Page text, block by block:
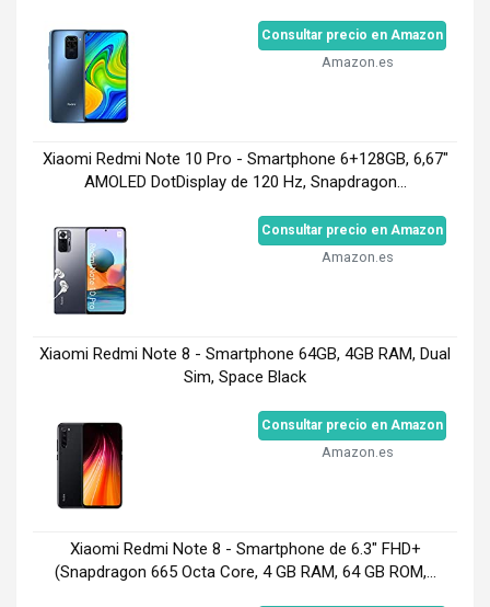
Consultar precio en Amazon
Amazon.es
Xiaomi Redmi Note 10 Pro - Smartphone 6+128GB, 6,67"
AMOLED DotDisplay de 120 Hz, Snapdragon...
Consultar precio en Amazon
Amazon.es
Xiaomi Redmi Note 8 - Smartphone 64GB, 4GB RAM, Dual
Sim, Space Black
Consultar precio en Amazon
Amazon.es
Xiaomi Redmi Note 8 - Smartphone de 6.3" FHD+
(Snapdragon 665 Octa Core, 4 GB RAM, 64 GB ROM,...